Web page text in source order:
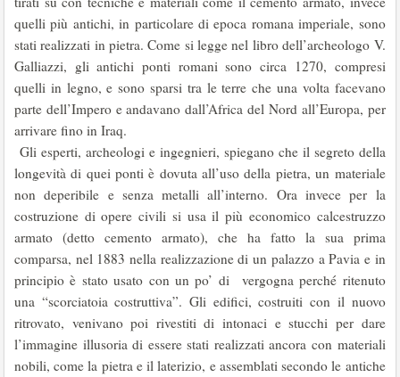
quelli più antichi, in particolare di epoca romana imperiale, sono
stati realizzati in pietra. Come si legge nel libro dell’archeologo V.
Galliazzi, gli antichi ponti romani sono circa 1270, compresi
quelli in legno, e sono sparsi tra le terre che una volta facevano
parte dell’Impero e andavano dall’Africa del Nord all’Europa, per
arrivare fino in Iraq.
Gli esperti, archeologi e ingegnieri, spiegano che il segreto della
longevità di quei ponti è dovuta all’uso della pietra, un materiale
non deperibile e senza metalli all’interno. Ora invece per la
costruzione di opere civili si usa il più economico calcestruzzo
armato (detto cemento armato), che ha fatto la sua prima
comparsa, nel 1883 nella realizzazione di un palazzo a Pavia e in
principio è stato usato con un po’ di vergogna perché ritenuto
una “scorciatoia costruttiva”. Gli edifici, costruiti con il nuovo
ritrovato, venivano poi rivestiti di intonaci e stucchi per dare
l’immagine illusoria di essere stati realizzati ancora con materiali
nobili, come la pietra e il laterizio, e assemblati secondo le antiche